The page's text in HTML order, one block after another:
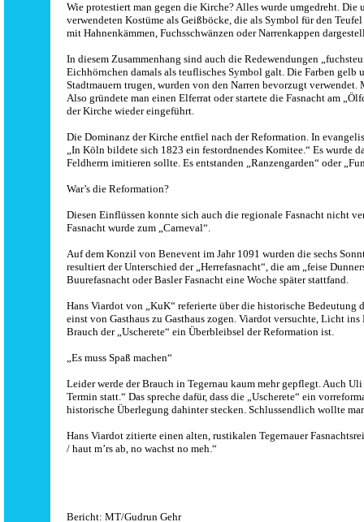
Wie protestiert man gegen die Kirche? Alles wurde umgedreht.
verwendeten Kostüme als Geißböcke, die als Symbol für den
mit Hahnenkämmen, Fuchsschwänzen oder Narrenkappen
In diesem Zusammenhang sind auch die Redewendungen
Eichhörnchen damals als teuflisches Symbol galt. Die Farben gelb
Stadtmauern trugen, wurden von den Narren bevorzugt
Also gründete man einen Elferrat oder startete die Fasnacht am
der Kirche wieder eingeführt.
Die Dominanz der Kirche entfiel nach der Reformation. In
„In Köln bildete sich 1823 ein festordnendes Komitee.“ Es wurde
Feldherrn imitieren sollte. Es entstanden „Ranzengarden“ oder
War’s die Reformation?
Diesen Einflüssen konnte sich auch die regionale Fasnacht nicht
Fasnacht wurde zum „Carneval“.
Auf dem Konzil von Benevent im Jahr 1091 wurden die sechs
resultiert der Unterschied der „Herrefasnacht“, die am „feise
Buurefasnacht oder Basler Fasnacht eine Woche später stattfand.
Hans Viardot von „KuK“ referierte über die historische Bedeutung
einst von Gasthaus zu Gasthaus zogen. Viardot versuchte, Licht
Brauch der „Uscherete“ ein Überbleibsel der Reformation ist.
„Es muss Spaß machen“
Leider werde der Brauch in Tegernau kaum mehr gepflegt. Auch
Termin statt.“ Das spreche dafür, dass die „Uscherete“ ein
historische Überlegung dahinter stecken. Schlussendlich wollte
Hans Viardot zitierte einen alten, rustikalen Tegernauer
/ haut m’rs ab, no wachst no meh.“
Bericht: MT/Gudrun Gehr